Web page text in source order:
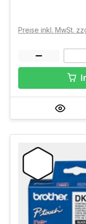
Preise inkl. MwSt.